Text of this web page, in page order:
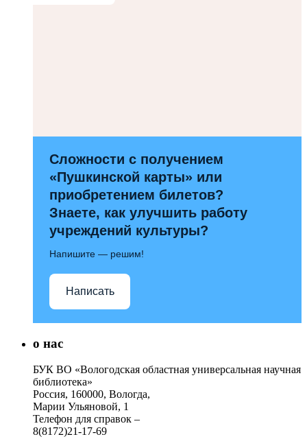
Сложности с получением
«Пушкинской карты» или
приобретением билетов?
Знаете, как улучшить работу
учреждений культуры?
Напишите — решим!
Написать
о нас
БУК ВО «Вологодская областная универсальная научная
библиотека»
Россия, 160000, Вологда,
Марии Ульяновой, 1
Телефон для справок –
8(8172)21-17-69